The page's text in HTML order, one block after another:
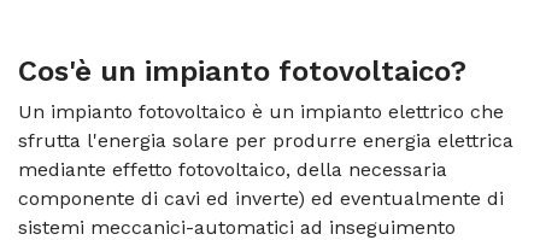
Cos'è un impianto fotovoltaico?
Un impianto fotovoltaico è un impianto elettrico che
sfrutta l'energia solare per produrre energia elettrica
mediante effetto fotovoltaico, della necessaria
componente di cavi ed inverte) ed eventualmente di
sistemi meccanici-automatici ad inseguimento